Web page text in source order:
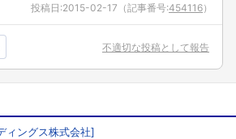
投稿日:2015-02-17 （記事番号:454116）
不適切な投稿として報告
ィングス株式会社]